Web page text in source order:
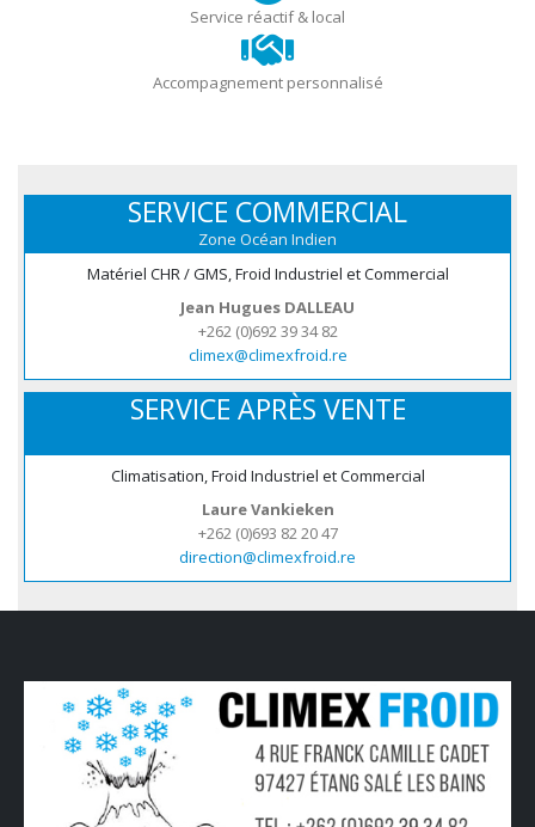
Service réactif & local
Accompagnement personnalisé
SERVICE COMMERCIAL
Zone Océan Indien
Matériel CHR / GMS, Froid Industriel et Commercial
Jean Hugues DALLEAU
+262 (0)692 39 34 82
climex@climexfroid.re
SERVICE APRÈS VENTE
Climatisation, Froid Industriel et Commercial
Laure Vankieken
+262 (0)693 82 20 47
direction@climexfroid.re